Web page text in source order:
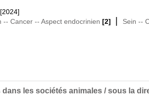
-- Cancer -- Aspect endocrinien [2] |
Sein --
les sociétés animales / sous la